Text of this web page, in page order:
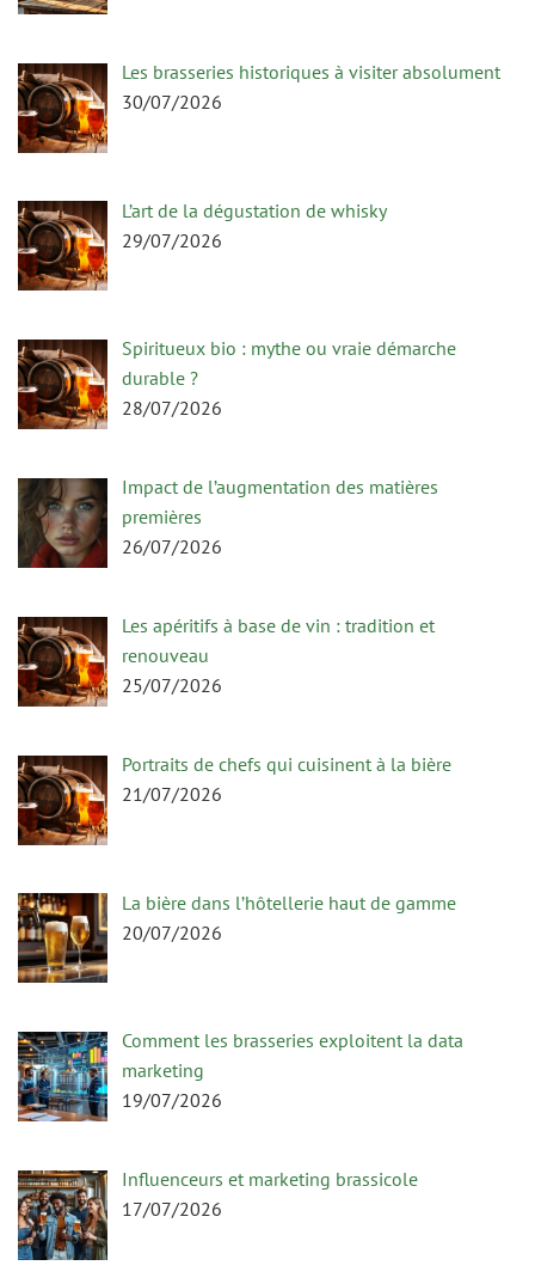
Les brasseries historiques à visiter absolument
30/07/2026
L’art de la dégustation de whisky
29/07/2026
Spiritueux bio : mythe ou vraie démarche
durable ?
28/07/2026
Impact de l’augmentation des matières
premières
26/07/2026
Les apéritifs à base de vin : tradition et
renouveau
25/07/2026
Portraits de chefs qui cuisinent à la bière
21/07/2026
La bière dans l’hôtellerie haut de gamme
20/07/2026
Comment les brasseries exploitent la data
marketing
19/07/2026
Influenceurs et marketing brassicole
17/07/2026